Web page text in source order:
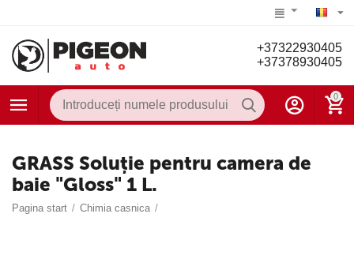
+37322930405
+37378930405
0
GRASS Soluție pentru camera de
baie "Gloss" 1 L.
Pagina start / Chimia casnica /